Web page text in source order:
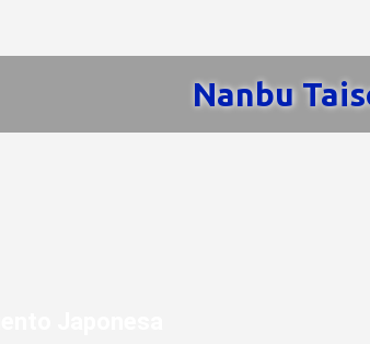
Nanbu